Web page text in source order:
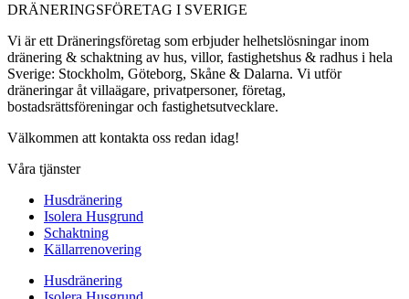
DRÄNERINGSFÖRETAG I SVERIGE
Vi är ett Dräneringsföretag som erbjuder helhetslösningar inom
dränering & schaktning av hus, villor, fastighetshus & radhus i hela
Sverige: Stockholm, Göteborg, Skåne & Dalarna. Vi utför
dräneringar åt villaägare, privatpersoner, företag,
bostadsrättsföreningar och fastighetsutvecklare.
Välkommen att kontakta oss redan idag!
Våra tjänster
Husdränering
Isolera Husgrund
Schaktning
Källarrenovering
Husdränering